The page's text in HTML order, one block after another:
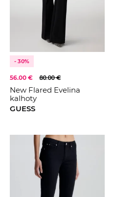
30/30
36
FARBABéžová
Černá
KOLEKCE
2024
2025
- 30%
56.00 € 80.00 €
New Flared Evelina
kalhoty
GUESS